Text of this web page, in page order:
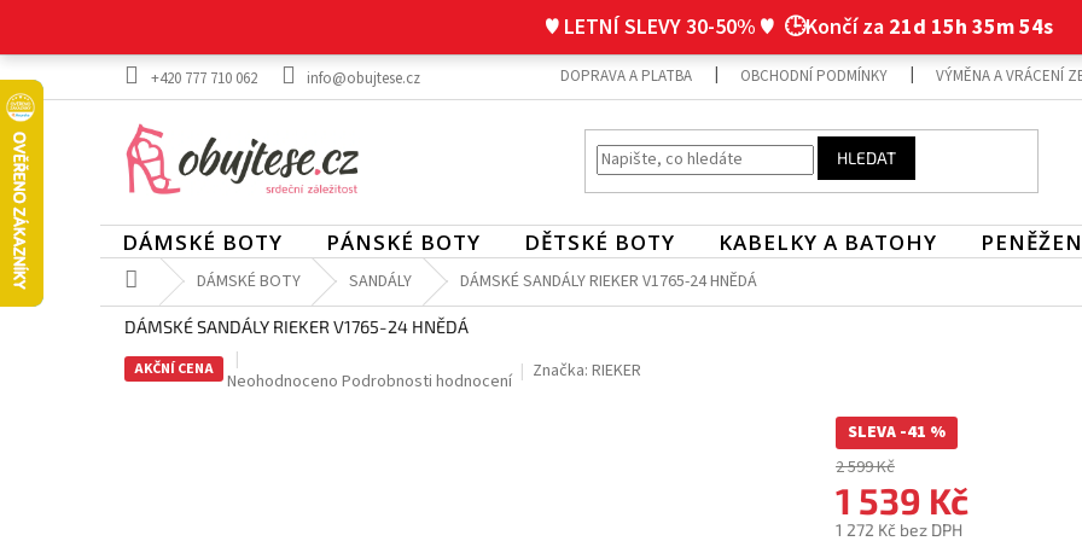
obsah
♥ LETNÍ SLEVY 30-50% ♥ 🕒Končí za 21d 15h 35m 53s
+420 777 710 062 info@obujtese.cz DOPRAVA A PLATBA OBCHODNÍ PODMÍNKY VÝMĚNA A VRÁCENÍ
HLEDAT
DÁMSKÉ BOTY PÁNSKÉ BOTY DĚTSKÉ BOTY KABELKY A BATOHY
Domů DÁMSKÉ BOTY SANDÁLY DÁMSKÉ SANDÁLY RIEKER V1765-24 HNĚDÁ
DÁMSKÉ SANDÁLY RIEKER V1765-24 HNĚDÁ
AKČNÍ CENA
Průměrné
Neohodnoceno Podrobnosti hodnocení Značka: RIEKER
SLEVA -41 %
2 599 Kč
1 539 Kč
1 272 Kč bez DPH